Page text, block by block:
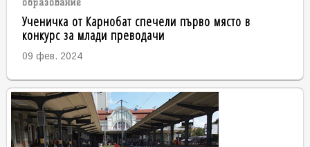
образование
Ученичка от Карнобат спечели първо място в
конкурс за млади преводачи
09 фев. 2024